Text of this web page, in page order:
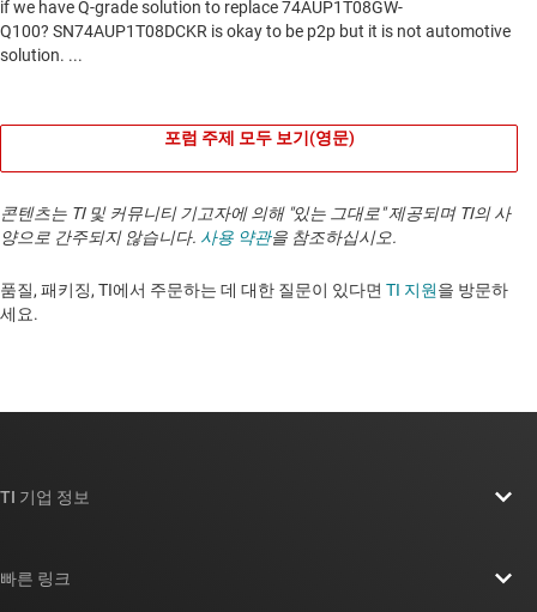
포럼 주제 모두 보기(영문)
콘텐츠는 TI 및 커뮤니티 기고자에 의해 "있는 그대로" 제공되며 TI의 사
양으로 간주되지 않습니다. 사용 약관을 참조하십시오.
품질, 패키징, TI에서 주문하는 데 대한 질문이 있다면 TI 지원을 방문하
세요. ​​​​​​​​​​​​​​
TI 기업 정보
빠른 링크